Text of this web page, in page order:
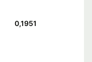
0,1951